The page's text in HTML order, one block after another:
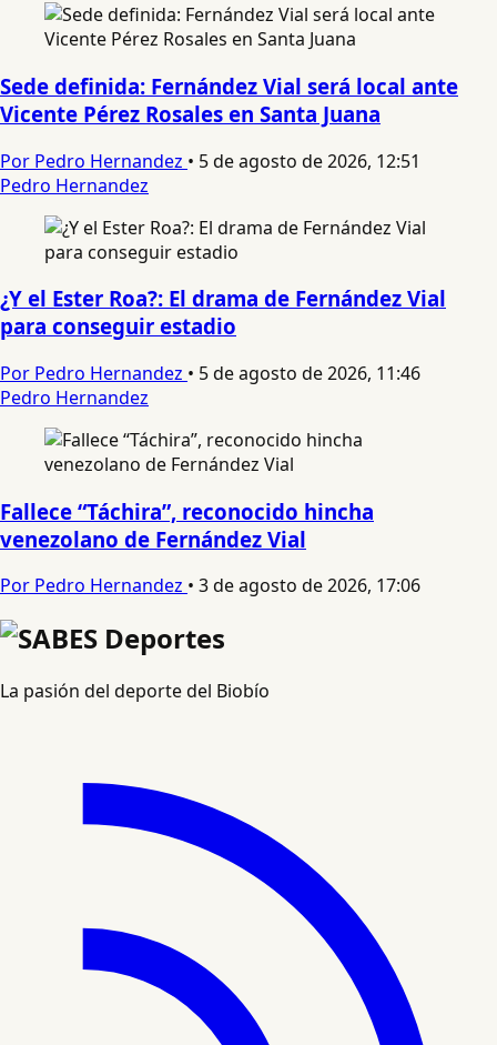
Sede definida: Fernández Vial será local ante
Vicente Pérez Rosales en Santa Juana
Por Pedro Hernandez • 5 de agosto de 2026, 12:51
Pedro Hernandez
¿Y el Ester Roa?: El drama de Fernández Vial
para conseguir estadio
Por Pedro Hernandez • 5 de agosto de 2026, 11:46
Pedro Hernandez
Fallece “Táchira”, reconocido hincha
venezolano de Fernández Vial
Por Pedro Hernandez • 3 de agosto de 2026, 17:06
La pasión del deporte del Biobío